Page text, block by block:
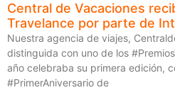
Central de Vacaciones
Travelance por parte de
Nuestra agencia de viajes,
distinguida con uno de los
año celebraba su primera edición,
#PrimerAniversario de